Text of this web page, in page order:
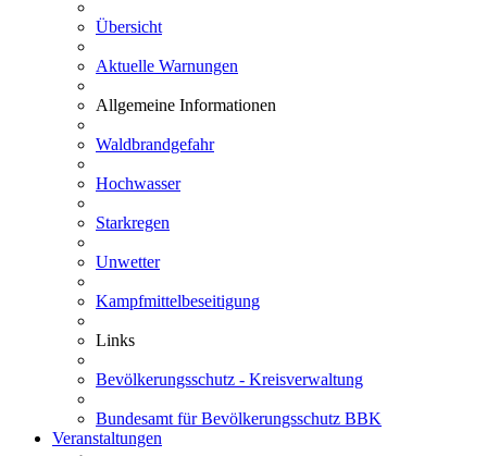
Übersicht
Aktuelle Warnungen
Allgemeine Informationen
Waldbrandgefahr
Hochwasser
Starkregen
Unwetter
Kampfmittelbeseitigung
Links
Bevölkerungsschutz - Kreisverwaltung
Bundesamt für Bevölkerungsschutz BBK
Veranstaltungen